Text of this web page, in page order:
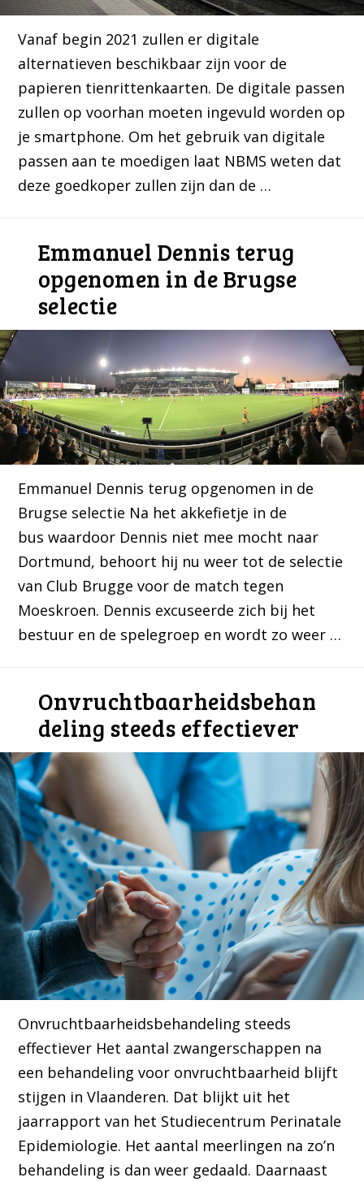
Vanaf begin 2021 zullen er digitale
alternatieven beschikbaar zijn voor de
papieren tienrittenkaarten. De digitale passen
zullen op voorhan moeten ingevuld worden op
je smartphone. Om het gebruik van digitale
passen aan te moedigen laat NBMS weten dat
deze goedkoper zullen zijn dan de …
Emmanuel Dennis terug
opgenomen in de Brugse
selectie
Emmanuel Dennis terug opgenomen in de
Brugse selectie Na het akkefietje in de
bus waardoor Dennis niet mee mocht naar
Dortmund, behoort hij nu weer tot de selectie
van Club Brugge voor de match tegen
Moeskroen. Dennis excuseerde zich bij het
bestuur en de spelegroep en wordt zo weer …
Onvruchtbaarheidsbehan
deling steeds effectiever
Onvruchtbaarheidsbehandeling steeds
effectiever Het aantal zwangerschappen na
een behandeling voor onvruchtbaarheid blijft
stijgen in Vlaanderen. Dat blijkt uit het
jaarrapport van het Studiecentrum Perinatale
Epidemiologie. Het aantal meerlingen na zo’n
behandeling is dan weer gedaald. Daarnaast